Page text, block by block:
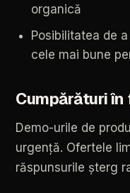
organică
Posibilitatea de a
cele mai bune
Cumpărăturiîn
Demo-urile de
urgență. Ofertele
răspunsurile șterg